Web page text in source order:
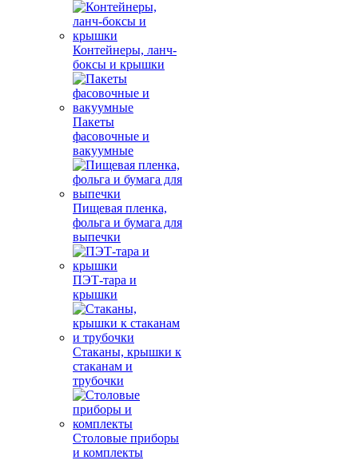
Контейнеры, ланч-
боксы и крышки
Пакеты
фасовочные и
вакуумные
Пищевая пленка,
фольга и бумага для
выпечки
ПЭТ-тара и
крышки
Стаканы, крышки к
стаканам и
трубочки
Столовые приборы
и комплекты